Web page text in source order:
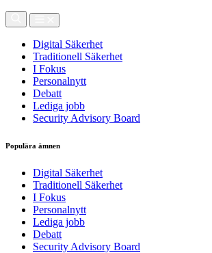
Digital Säkerhet
Traditionell Säkerhet
I Fokus
Personalnytt
Debatt
Lediga jobb
Security Advisory Board
Populära ämnen
Digital Säkerhet
Traditionell Säkerhet
I Fokus
Personalnytt
Lediga jobb
Debatt
Security Advisory Board